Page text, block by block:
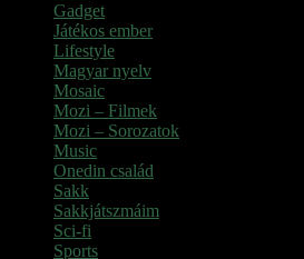
Gadget
Játékos ember
Lifestyle
Magyar nyelv
Mosaic
Mozi – Filmek
Mozi – Sorozatok
Music
Onedin család
Sakk
Sakkjátszmáim
Sci-fi
Sports